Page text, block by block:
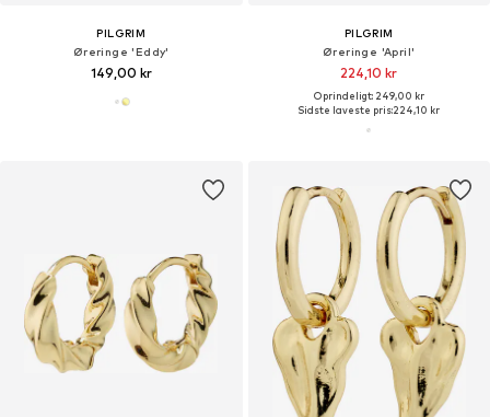
PILGRIM
Øreringe 'Eddy'
149,00 kr
PILGRIM
Øreringe 'April'
224,10 kr
Oprindeligt: 249,00 kr
Sidste laveste pris:224,10 kr